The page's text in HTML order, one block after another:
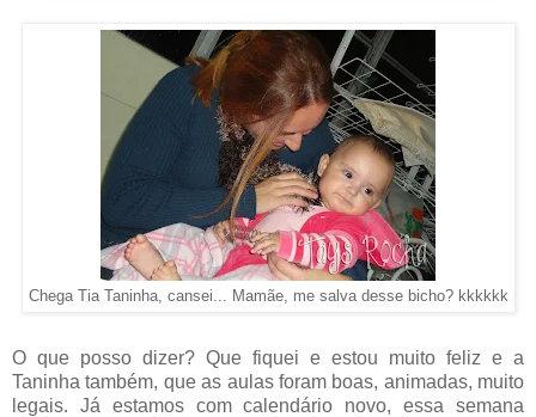
Chega Tia Taninha, cansei... Mamãe, me salva desse bicho? kkkkkk
O que posso dizer? Que fiquei e estou muito feliz e a
Taninha também, que as aulas foram boas, animadas, muito
legais. Já estamos com calendário novo, essa semana